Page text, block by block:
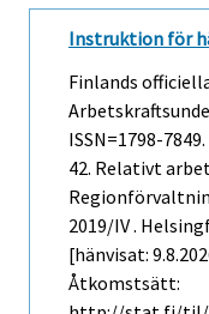
Instruktion för
Finlands
ISSN=1798-7849.
42. Relativt
2019/IV .
[hänvisat:
Åtkomstsätt: